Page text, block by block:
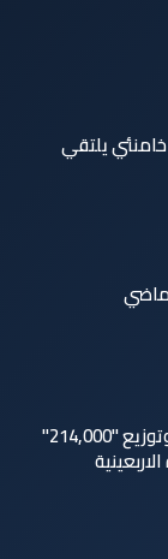
يلتقي
العتبة الحسينية تعلن انتاج وتوزيع "214,000"